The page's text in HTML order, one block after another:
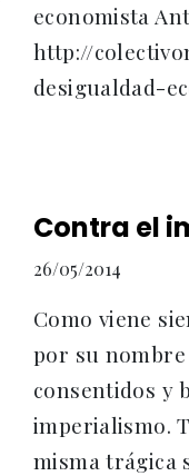
economista
http://
desigualdad-
Contra el
26/05/2014
Como viene
por su
consentidos y
imperialismo.
misma trágica